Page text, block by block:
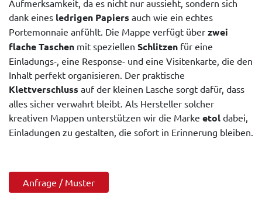
Aufmerksamkeit, da es nicht nur aussieht, sondern sich
dank eines ledrigen Papiers auch wie ein echtes
Portemonnaie anfühlt. Die Mappe verfügt über zwei
flache Taschen mit speziellen Schlitzen für eine
Einladungs-, eine Response- und eine Visitenkarte, die den
Inhalt perfekt organisieren. Der praktische
Klettverschluss auf der kleinen Lasche sorgt dafür, dass
alles sicher verwahrt bleibt. Als Hersteller solcher
kreativen Mappen unterstützen wir die Marke etol dabei,
Einladungen zu gestalten, die sofort in Erinnerung bleiben.
Anfrage / Muster